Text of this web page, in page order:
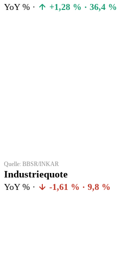
YoY % · +1,28 % · 36,4 %
Quelle: BBSR/INKAR
Industriequote
YoY % · -1,61 % · 9,8 %